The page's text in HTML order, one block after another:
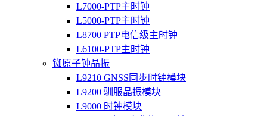
L7000-PTP主时钟
L5000-PTP主时钟
L8700 PTP电信级主时钟
L6100-PTP主时钟
铷原子钟晶振
L9210 GNSS同步时钟模块
L9200 驯服晶振模块
L9000 时钟模块